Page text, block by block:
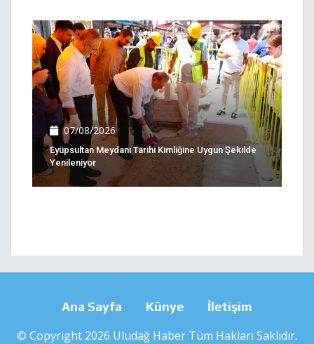
07/08/2026
Eyüpsultan Meydanı Tarihi Kimliğine Uygun Şekilde
Yenileniyor
Ana Sayfa Künye İletişim
© Copyright 2026 Uludağ Haber Tüm Hakları Saklıdır.